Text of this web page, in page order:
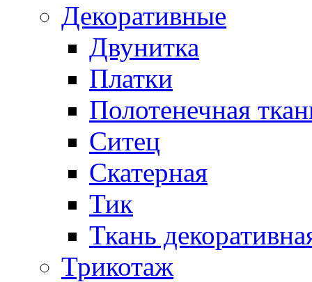
Декоративные
Двунитка
Платки
Полотенечная
Ситец
Скатерная
Тик
Ткань
Трикотаж